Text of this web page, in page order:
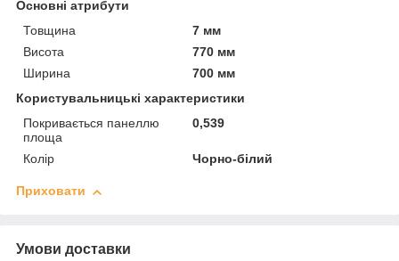
Основні атрибути
Товщина
7 мм
Висота
770 мм
Ширина
700 мм
Користувальницькі характеристики
Покривається панеллю
площа
0,539
Колір Чорно-білий
Приховати
Умови доставки